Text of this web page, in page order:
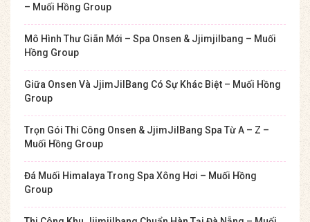
– Muối Hồng Group
Mô Hình Thư Giãn Mới – Spa Onsen & Jjimjilbang – Muối
Hồng Group
Giữa Onsen Và JjimJilBang Có Sự Khác Biệt – Muối Hồng
Group
Trọn Gói Thi Công Onsen & JjimJilBang Spa Từ A – Z –
Muối Hồng Group
Đá Muối Himalaya Trong Spa Xông Hơi – Muối Hồng
Group